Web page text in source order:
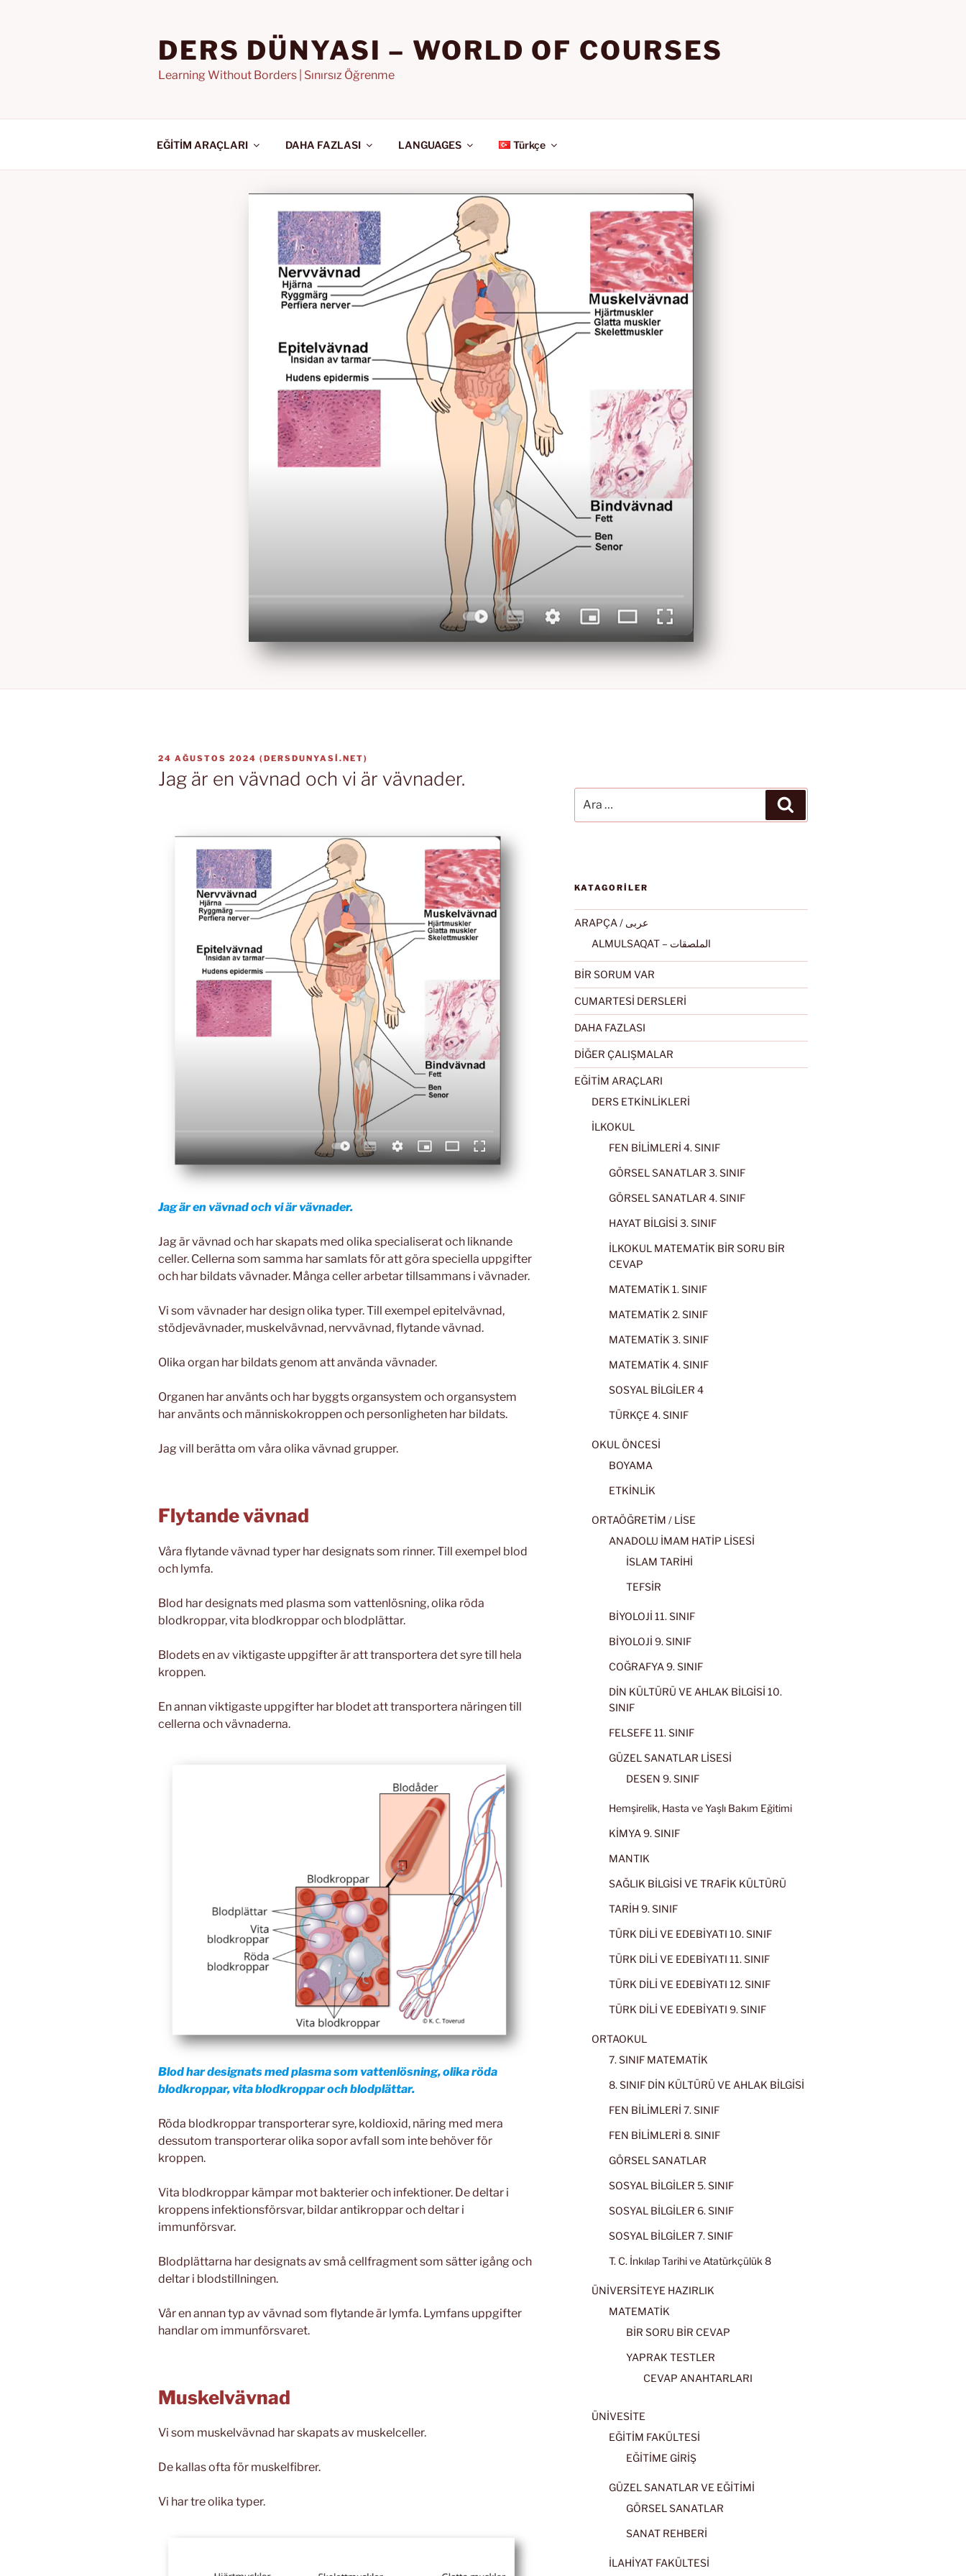
DERS DÜNYASI – WORLD OF COURSES
Learning Without Borders | Sınırsız Öğrenme
EĞİTİM ARAÇLARI DAHA FAZLASI LANGUAGES Türkçe
YAYIM
TARIHI
24 AĞUSTOS 2024 (DERSDUNYASI.NET)
Jag är en vävnad och vi är vävnader.
Jag är en vävnad och vi är vävnader.
Jag är vävnad och har skapats med olika specialiserat och liknande
celler. Cellerna som samma har samlats för att göra speciella uppgifter
och har bildats vävnader. Många celler arbetar tillsammans i vävnader.
Vi som vävnader har design olika typer. Till exempel epitelvävnad,
stödjevävnader, muskelvävnad, nervvävnad, flytande vävnad.
Olika organ har bildats genom att använda vävnader.
Organen har använts och har byggts organsystem och organsystem
har använts och människokroppen och personligheten har bildats.
Jag vill berätta om våra olika vävnad grupper.
Flytande vävnad
Våra flytande vävnad typer har designats som rinner. Till exempel blod
och lymfa.
Blod har designats med plasma som vattenlösning, olika röda
blodkroppar, vita blodkroppar och blodplättar.
Blodets en av viktigaste uppgifter är att transportera det syre till hela
kroppen.
En annan viktigaste uppgifter har blodet att transportera näringen till
cellerna och vävnaderna.
Blod har designats med plasma som vattenlösning, olika röda
blodkroppar, vita blodkroppar och blodplättar.
Röda blodkroppar transporterar syre, koldioxid, näring med mera
dessutom transporterar olika sopor avfall som inte behöver för
kroppen.
Vita blodkroppar kämpar mot bakterier och infektioner. De deltar i
kroppens infektionsförsvar, bildar antikroppar och deltar i
immunförsvar.
Blodplättarna har designats av små cellfragment som sätter igång och
deltar i blodstillningen.
Vår en annan typ av vävnad som flytande är lymfa. Lymfans uppgifter
handlar om immunförsvaret.
Muskelvävnad
Vi som muskelvävnad har skapats av muskelceller.
De kallas ofta för muskelfibrer.
Vi har tre olika typer.
KATAGORİLER
ARAPÇA / عربى
ALMULSAQAT – الملصقات
BİR SORUM VAR
CUMARTESİ DERSLERİ
DAHA FAZLASI
DİĞER ÇALIŞMALAR
EĞİTİM ARAÇLARI
DERS ETKİNLİKLERİ
İLKOKUL
FEN BİLİMLERİ 4. SINIF
GÖRSEL SANATLAR 3. SINIF
GÖRSEL SANATLAR 4. SINIF
HAYAT BİLGİSİ 3. SINIF
İLKOKUL MATEMATİK BİR SORU BİR
CEVAP
MATEMATİK 1. SINIF
MATEMATİK 2. SINIF
MATEMATİK 3. SINIF
MATEMATİK 4. SINIF
SOSYAL BİLGİLER 4
TÜRKÇE 4. SINIF
OKUL ÖNCESİ
BOYAMA
ETKİNLİK
ORTAÖĞRETİM / LİSE
ANADOLU İMAM HATİP LİSESİ
İSLAM TARİHİ
TEFSİR
BİYOLOJİ 11. SINIF
BİYOLOJİ 9. SINIF
COĞRAFYA 9. SINIF
DİN KÜLTÜRÜ VE AHLAK BİLGİSİ 10.
SINIF
FELSEFE 11. SINIF
GÜZEL SANATLAR LİSESİ
DESEN 9. SINIF
Hemşirelik, Hasta ve Yaşlı Bakım Eğitimi
KİMYA 9. SINIF
MANTIK
SAĞLIK BİLGİSİ VE TRAFİK KÜLTÜRÜ
TARİH 9. SINIF
TÜRK DİLİ VE EDEBİYATI 10. SINIF
TÜRK DİLİ VE EDEBİYATI 11. SINIF
TÜRK DİLİ VE EDEBİYATI 12. SINIF
TÜRK DİLİ VE EDEBİYATI 9. SINIF
ORTAOKUL
7. SINIF MATEMATİK
8. SINIF DİN KÜLTÜRÜ VE AHLAK BİLGİSİ
FEN BİLİMLERİ 7. SINIF
FEN BİLİMLERİ 8. SINIF
GÖRSEL SANATLAR
SOSYAL BİLGİLER 5. SINIF
SOSYAL BİLGİLER 6. SINIF
SOSYAL BİLGİLER 7. SINIF
T. C. İnkılap Tarihi ve Atatürkçülük 8
ÜNİVERSİTEYE HAZIRLIK
MATEMATİK
BİR SORU BİR CEVAP
YAPRAK TESTLER
CEVAP ANAHTARLARI
ÜNİVESİTE
EĞİTİM FAKÜLTESİ
EĞİTİME GİRİŞ
GÜZEL SANATLAR VE EĞİTİMİ
GÖRSEL SANATLAR
SANAT REHBERİ
İLAHİYAT FAKÜLTESİ